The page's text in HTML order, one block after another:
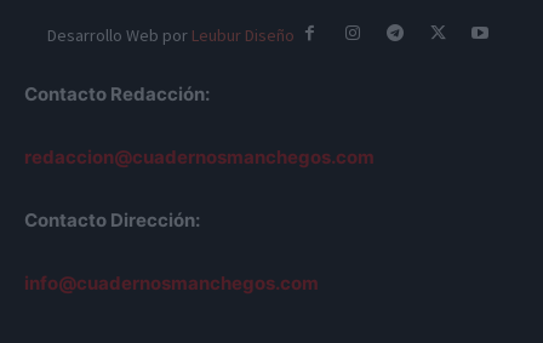
Desarrollo Web por Leubur Diseño
Contacto Redacción:
redaccion@cuadernosmanchegos.com
Contacto Dirección:
info@cuadernosmanchegos.com